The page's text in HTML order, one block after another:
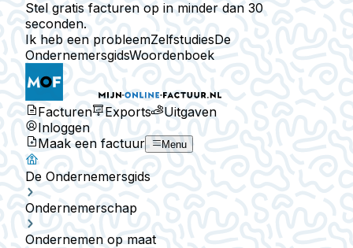
Stel gratis facturen op in minder dan 30
seconden.
Ik heb een probleemZelfstudiesDe
OndernemersgidsWoordenboek
Facturen Exports
Uitgaven
Inloggen
Maak een factuur
Menu
De Ondernemersgids
Ondernemerschap
Ondernemen op maat